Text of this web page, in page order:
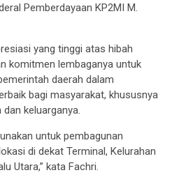
Pemberdayaan KP2MI M.
yang tinggi atas hibah
komitmen lembaganya untuk
daerah dalam
bagi masyarakat, khususnya
keluarganya.
untuk pembagunan
di dekat Terminal, Kelurahan
Utara,” kata Fachri.